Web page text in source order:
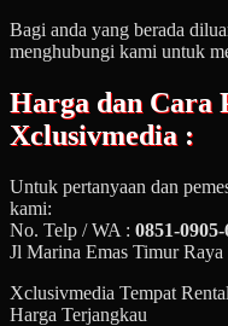
Bagi anda yang berada
menghubungi kami untuk
Harga dan Cara
Xclusivmedia :
Untuk pertanyaan dan
kami:
No. Telp / WA : 0851-
Jl Marina Emas Timur
Xclusivmedia Tempat
Harga Terjangkau